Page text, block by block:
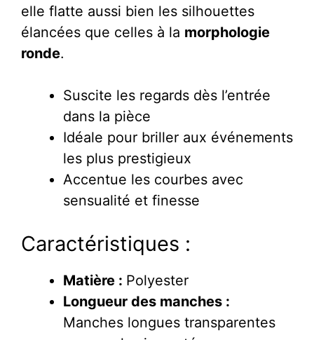
elle flatte aussi bien les silhouettes
élancées que celles à la morphologie
ronde.
Suscite les regards dès l’entrée
dans la pièce
Idéale pour briller aux événements
les plus prestigieux
Accentue les courbes avec
sensualité et finesse
Caractéristiques :
Matière : Polyester
Longueur des manches :
Manches longues transparentes